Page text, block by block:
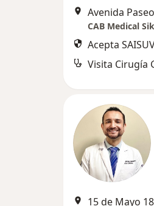
CAB Medical
Acepta
Visita Cirugía